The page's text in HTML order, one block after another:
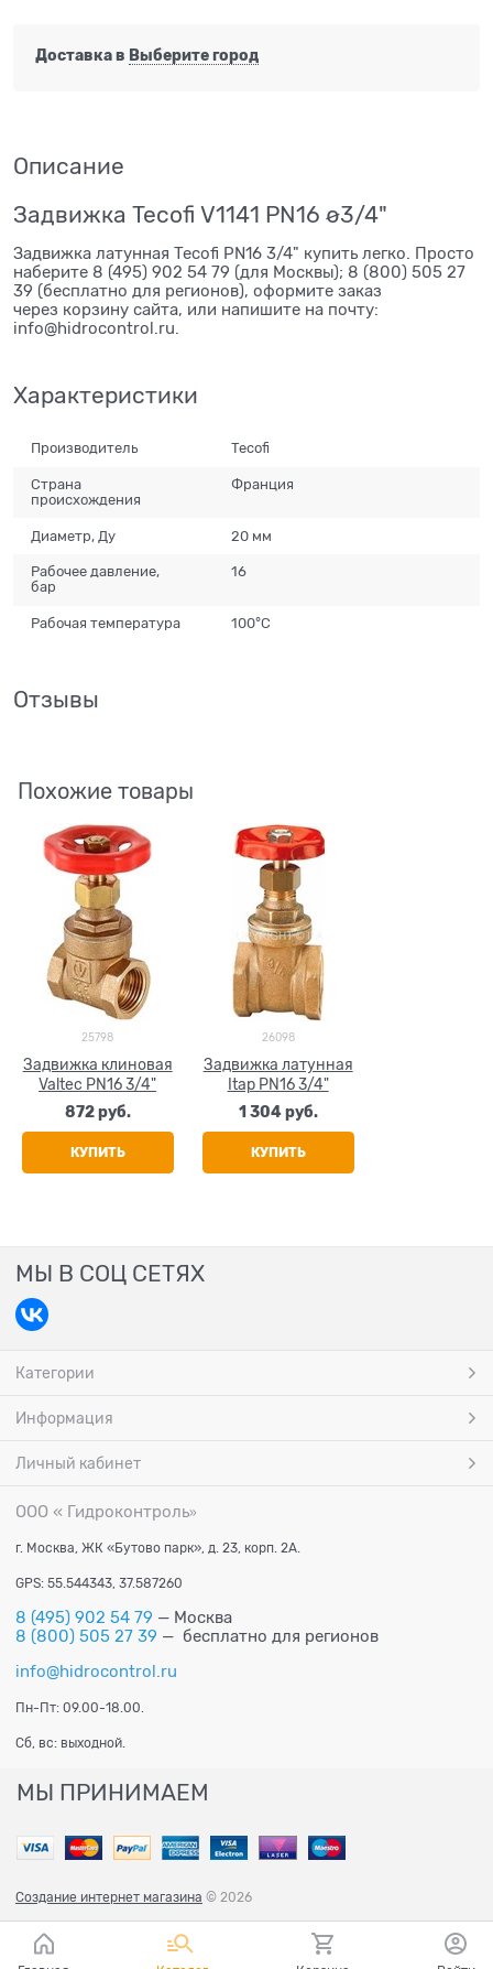
Доставка в Выберите город
Описание
Задвижка Tecofi V1141 PN16 ø3/4"
Задвижка латунная Tecofi PN16 3/4" купить легко. Просто
наберите 8 (495) 902 54 79 (для Москвы); 8 (800) 505 27
39 (бесплатно для регионов), оформите заказ
через корзину сайта, или напишите на почту:
info@hidrocontrol.ru.
Характеристики
Производитель Tecofi
Страна
происхождения
Франция
Диаметр, Ду 20 мм
Рабочее давление,
бар
16
Рабочая температура 100°С
Отзывы
Похожие товары
25798
Задвижка клиновая
Valtec PN16 3/4"
872 руб.
КУПИТЬ
26098
Задвижка латунная
Itap PN16 3/4"
1 304 руб.
КУПИТЬ
МЫ В СОЦ СЕТЯХ
Категории
Информация
Личный кабинет
ООО « Гидроконтроль»
г. Москва, ЖК «Бутово парк», д. 23, корп. 2А.
GPS: 55.544343, 37.587260
8 (495) 902 54 79 — Москва
8 (800) 505 27 39 — бесплатно для регионов
info@hidrocontrol.ru
Пн-Пт: 09.00-18.00.
Сб, вс: выходной.
МЫ ПРИНИМАЕМ
Создание интернет магазина © 2026